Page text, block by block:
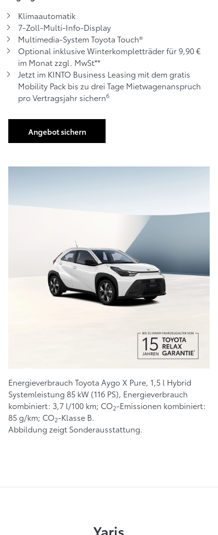
Energieverbrauch Toyota Aygo X Pure, 1,5 l Hybrid
Systemleistung 85 kW (116 PS), Energieverbrauch
kombiniert: 3,7 l/100 km; CO2-Emissionen kombiniert:
85 g/km; CO2-Klasse B.
Abbildung zeigt Sonderausstattung.
Klimaautomatik
7-Zoll-Multi-Info-Display
Multimedia-System Toyota Touch®
Optional inklusive Winterkompletträder für 9,90 €
im Monat zzgl. MwSt**
Jetzt im KINTO Business Leasing mit dem gratis
Mobility Pack bis zu drei Tage Mietwagenanspruch
pro Vertragsjahr sichern6
Angebot sichern
Yaris